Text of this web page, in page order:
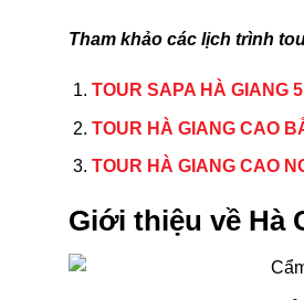
Tham khảo các lịch trình
TOUR SAPA HÀ GIANG
TOUR HÀ GIANG CAO
TOUR HÀ GIANG CAO
Giới thiệu về Hà